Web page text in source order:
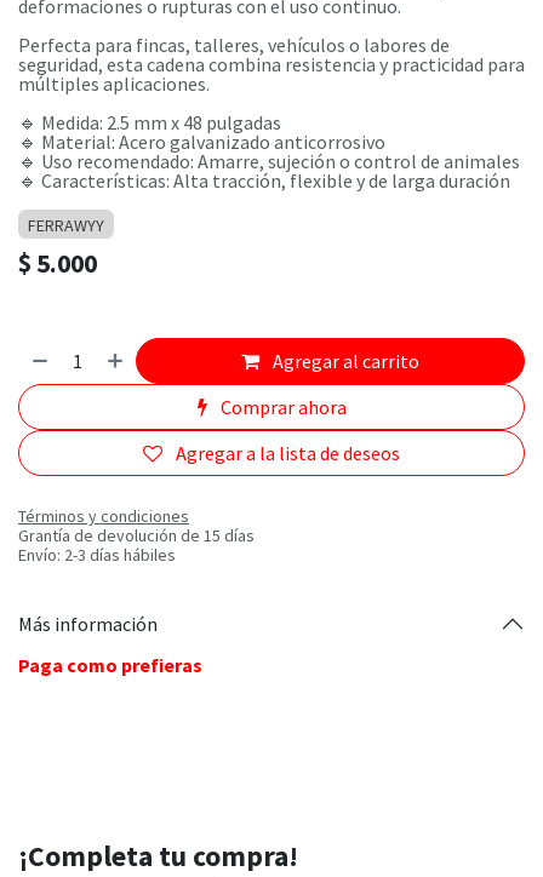
deformaciones o rupturas con el uso continuo.
Perfecta para fincas, talleres, vehículos o labores de
seguridad, esta cadena combina resistencia y practicidad para
múltiples aplicaciones.
🔹 Medida: 2.5 mm x 48 pulgadas
🔹 Material: Acero galvanizado anticorrosivo
🔹 Uso recomendado: Amarre, sujeción o control de animales
🔹 Características: Alta tracción, flexible y de larga duración
FERRAWYY
$ 5.000
Agregar al carrito
Comprar ahora
Agregar a la lista de deseos
Términos y condiciones
Grantía de devolución de 15 días
Envío: 2-3 días hábiles
Más información
Paga como prefieras
¡Completa tu compra!